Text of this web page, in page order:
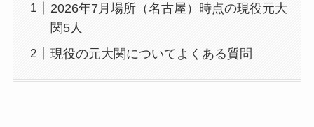
2026年7月場所（名古屋）時点の現役元大
関5人
現役の元大関についてよくある質問